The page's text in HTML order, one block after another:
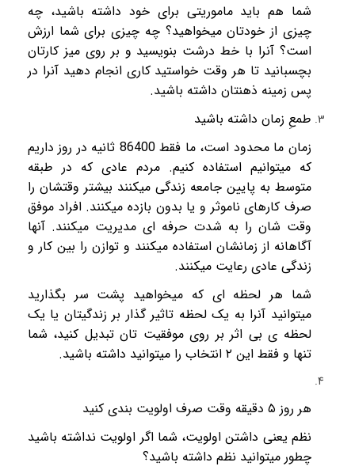
شما هم باید ماموریتی برای خود داشته باشید، چه
چیزی از خودتان میخواهید؟ چه چیزی برای شما ارزش
است؟ آنرا با خط درشت بنویسید و بر روی میز کارتان
بچسبانید تا هر وقت خواستید کاری انجام دهید آنرا در
پس زمینه ذهنتان داشته باشید.
طمعِ زمان داشته باشید
زمان ما محدود است، ما فقط 86400 ثانیه در روز داریم
که میتوانیم استفاده کنیم. مردم عادی که در طبقه
متوسط به پایین جامعه زندگی میکنند بیشتر وقتشان را
صرف کارهای ناموثر و یا بدون بازده میکنند. افراد موفق
وقت شان را به شدت حرفه ای مدیریت میکنند. آنها
آگاهانه از زمانشان استفاده میکنند و توازن را بین کار و
زندگی عادی رعایت میکنند.
شما هر لحظه ای که میخواهید پشت سر بگذارید
میتوانید آنرا به یک لحظه تاثیر گذار بر زندگیتان یا یک
لحظه ی بی اثر بر روی موفقیت تان تبدیل کنید، شما
تنها و فقط این ۲ انتخاب را میتوانید داشته باشید.
هر روز ۵ دقیقه وقت صرف اولویت بندی کنید
نظم یعنی داشتن اولویت، شما اگر اولویت نداشته باشید
چطور میتوانید نظم داشته باشید؟